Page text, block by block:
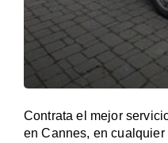
Contrata el mejor
en Cannes, en